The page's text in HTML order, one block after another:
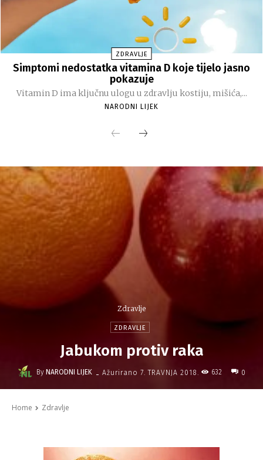
ZDRAVLJE
Simptomi nedostatka vitamina D koje tijelo jasno
pokazuje
Vitamin D ima ključnu ulogu u zdravlju kostiju, mišića,...
NARODNI LIJEK